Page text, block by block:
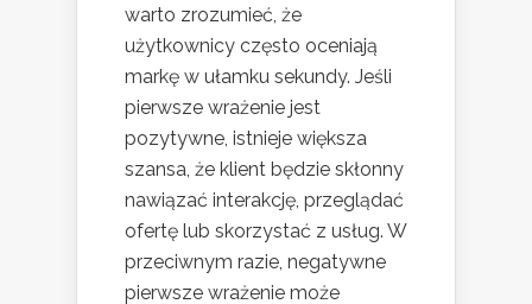
warto zrozumieć, że
użytkownicy często oceniają
markę w ułamku sekundy. Jeśli
pierwsze wrażenie jest
pozytywne, istnieje większa
szansa, że klient będzie skłonny
nawiązać interakcję, przeglądać
ofertę lub skorzystać z usług. W
przeciwnym razie, negatywne
pierwsze wrażenie może